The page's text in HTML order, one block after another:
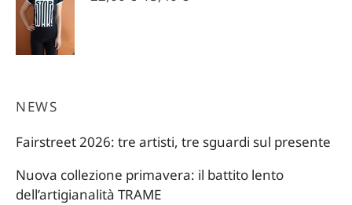
NEWS
Fairstreet 2026: tre artisti, tre sguardi sul presente
Nuova collezione primavera: il battito lento
dell’artigianalità TRAME